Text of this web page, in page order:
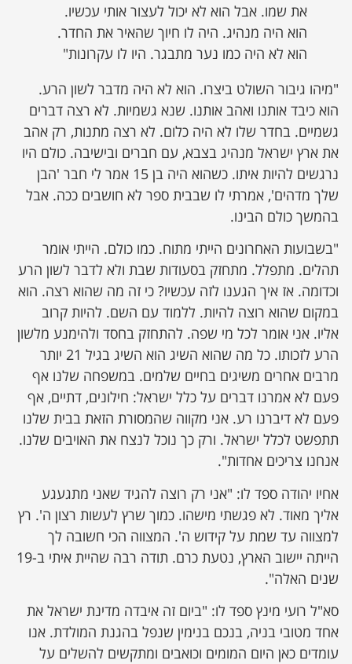
את שמו. אבל הוא לא יכול לעצור אותי עכשיו.
הוא היה מנהיג. היה לו חיוך שהאיר את החדר.
הוא לא היה כמו נער מתבגר. היו לו עקרונות"
"מיהו גיבור השולט ביצרו. הוא לא היה מדבר לשון הרע.
הוא כיבד אותנו ואהב אותנו. שנא גשמיות. לא רצה דברים
גשמיים. בחדר שלו לא היה כלום. לא רצה מתנות, רק אהב
את ארץ ישראל מנהיג בצבא, עם חברים ובישיבה. כולם היו
נרגשים להיות איתו. כשהוא היה בן 15 אמר לי חבר 'הבן
שלך מדהים', אמרתי לו שבבית ספר לא חושבים ככה. אבל
בהמשך כולם הבינו.
"בשבועות האחרונים הייתי מתוח. כמו כולם. הייתי אומר
תהלים. מתפלל. מתחזק בסעודות שבת ולא לדבר לשון הרע
וכדומה. אז איך הגענו לזה עכשיו? כי זה מה שהוא רצה. הוא
במקום שהוא רוצה להיות. ללמוד עם השם. להיות קרוב
אליו. אני אומר לכל מי שפה. להתחזק בחסד ולהימנע מלשון
הרע לזכותו. כל מה שהוא השיג הוא השיג בגיל 21 יותר
מרבים אחרים משיגים בחיים שלמים. במשפחה שלנו אף
פעם לא אמרנו דברים על כלל ישראל: חילונים, דתיים, אף
פעם לא דיברנו רע. אני מקווה שהמסורת הזאת בבית שלנו
תתפשט לכלל ישראל. ורק כך נוכל לנצח את האויבים שלנו.
אנחנו צריכים אחדות".
אחיו יהודה ספד לו: "אני רק רוצה להגיד שאני מתגעגע
אליך מאוד. לא פגשתי מישהו. כמוך שרץ לעשות רצון ה'. רץ
למצווה עד שמת על קידוש ה'. המצווה הכי חשובה לך
הייתה יישוב הארץ, נטעת כרם. תודה רבה שהיית איתי ב-19
שנים האלה".
סא"ל רועי מינץ ספד לו: "ביום זה איבדה מדינת ישראל את
אחד מטובי בניה, בנכם בנימין שנפל בהגנת המולדת. אנו
עומדים כאן היום המומים וכואבים ומתקשים להשלים על